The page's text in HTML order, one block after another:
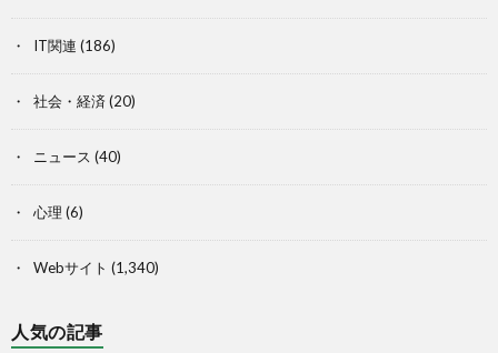
IT関連 (186)
社会・経済 (20)
ニュース (40)
心理 (6)
Webサイト (1,340)
人気の記事